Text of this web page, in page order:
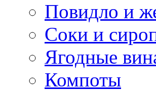
Повидло и
Соки и
Ягодные
Компоты